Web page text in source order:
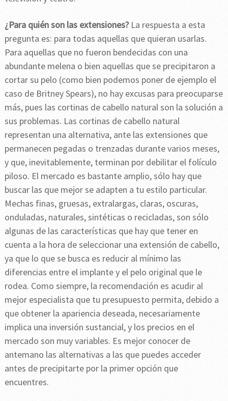
¿Para quién son las extensiones?La respuesta a esta
pregunta es: para todas aquellas que quieran usarlas.
Para aquellas que no fueron bendecidas con una
abundante melena o bien aquellas que se precipitaron a
cortar su pelo (como bien podemos poner de ejemplo el
caso de Britney Spears), no hay excusas para preocuparse
más, pues las cortinas de cabello natural son la solución a
sus problemas. Las cortinas de cabello natural
representan una alternativa, ante las extensiones que
permanecen pegadas o trenzadas durante varios meses,
y que, inevitablemente, terminan por debilitar el folículo
piloso. El mercado es bastante amplio, sólo hay que
buscar las que mejor se adapten a tu estilo particular.
Mechas finas, gruesas, extralargas, claras, oscuras,
onduladas, naturales, sintéticas o recicladas, son sólo
algunas de las características que hay que tener en
cuenta a la hora de seleccionar una extensión de cabello,
ya que lo que se busca es reducir al mínimo las
diferencias entre el implante y el pelo original que le
rodea. Como siempre, la recomendación es acudir al
mejor especialista que tu presupuesto permita, debido a
que obtener la apariencia deseada, necesariamente
implica una inversión sustancial, y los precios en el
mercado son muy variables. Es mejor conocer de
antemano las alternativas a las que puedes acceder
antes de precipitarte por la primer opción que
encuentres.